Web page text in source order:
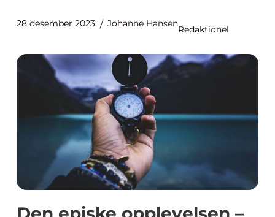
28 desember 2023 Johanne Hansen
Redaktionel